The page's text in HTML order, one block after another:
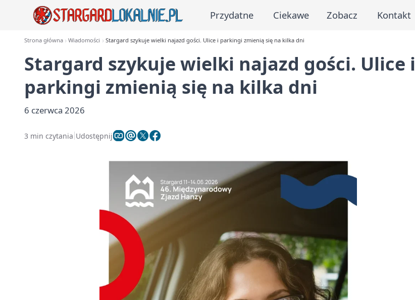
Przydatne Ciekawe Zobacz Kontakt
Strona główna Wiadomości Stargard szykuje wielki najazd gości. Ulice i parkingi zmienią się na kilka dni
Stargard szykuje wielki najazd gości. Ulice i
parkingi zmienią się na kilka dni
6 czerwca 2026
3 min czytania Udostępnij